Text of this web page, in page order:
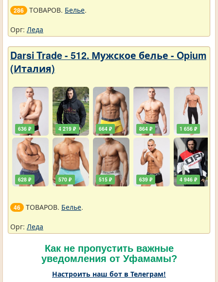
286 ТОВАРОВ. Белье.
Орг: Леда
Darsi Trade - 512. Мужское белье - Opium
(Италия)
636 ₽
628 ₽
4 219 ₽
570 ₽
664 ₽
515 ₽
864 ₽
639 ₽
1 656 ₽
4 946 ₽
46 ТОВАРОВ. Белье.
Орг: Леда
Как не пропустить важные
уведомления от Уфамамы?
Настроить наш бот в Телеграм!